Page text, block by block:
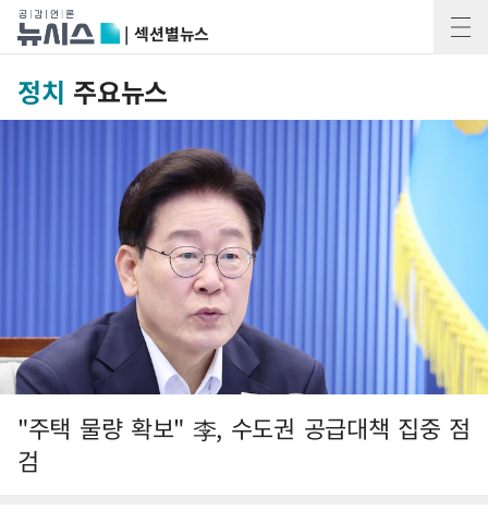
| 섹션별뉴스
정치 주요뉴스
"주택 물량 확보" 李, 수도권 공급대책 집중 점
검